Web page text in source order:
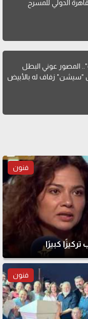
الدولي للمسرح
المصور عوني البطل
"سيشن" زفاف له بالأبيض
فنون
كبيرًا
فنون